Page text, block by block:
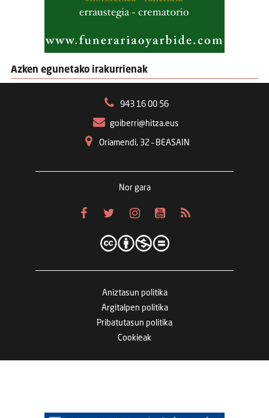
Azken egunetako irakurrienak
943 16 00 56
goiberri@hitza.eus
Oriamendi, 32 – BEASAIN
Nor gara
Aniztasun politika
Argitalpen politika
Pribatutasun politika
Cookieak